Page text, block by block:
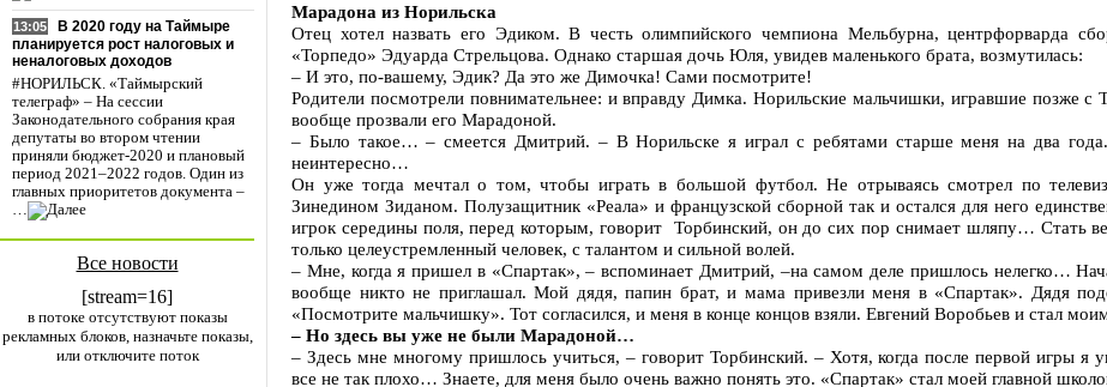
13:05
В 2020 году на Таймыре
планируется рост налоговых и
неналоговых доходов
#НОРИЛЬСК. «Таймырский
телеграф» – На сессии
Законодательного собрания края
депутаты во втором чтении
приняли бюджет-2020 и плановый
период 2021–2022 годов. Один из
главных приоритетов документа –
…
Все новости
[stream=16]
в потоке отсутствуют показы
рекламных блоков, назначьте показы,
или отключите поток
Марадона из Норильска
Отец хотел назвать его Эдиком. В честь олимпийского чемпиона Мельбурна, центрфорварда
«Торпедо» Эдуарда Стрельцова. Однако старшая дочь Юля, увидев маленького брата, возмутилась:
– И это, по-вашему, Эдик? Да это же Димочка! Сами посмотрите!
Родители посмотрели повнимательнее: и вправду Димка. Норильские мальчишки, игравшие позже с
вообще прозвали его Марадоной.
– Было такое… – смеется Дмитрий. – В Норильске я играл с ребятами старше меня на два
неинтересно…
Он уже тогда мечтал о том, чтобы играть в большой футбол. Не отрываясь смотрел по
Зинедином Зиданом. Полузащитник «Реала» и французской сборной так и остался для него
игрок середины поля, перед которым, говорит Торбинский, он до сих пор снимает шляпу… Стать
только целеустремленный человек, с талантом и сильной волей.
– Мне, когда я пришел в «Спартак», – вспоминает Дмитрий, –на самом деле пришлось нелегко…
вообще никто не приглашал. Мой дядя, папин брат, и мама привезли меня в «Спартак». Дядя
«Посмотрите мальчишку». Тот согласился, и меня в конце концов взяли. Евгений Воробьев и стал
– Но здесь вы уже не были Марадоной…
– Здесь мне многому пришлось учиться, – говорит Торбинский. – Хотя, когда после первой игры я
все не так плохо… Знаете, для меня было очень важно понять это. «Спартак» стал моей главной